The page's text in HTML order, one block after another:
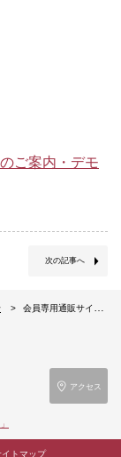
ご案内・デモ
次の記事へ
会員専用通販サイト「KOBUY」オープン
アクセス
イトマップ